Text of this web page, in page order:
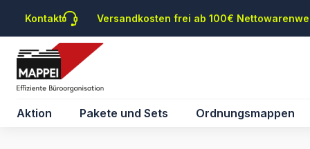
Hauptinhalt springen
Zur Suche springen
Zur Hauptnavigation springen
Kontakt Versandkosten frei ab 100€
Aktion Pakete und Sets Ordnungsmappen